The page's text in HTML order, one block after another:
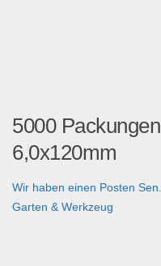
5000
6,0x120mm
Wir haben einen Posten
Garten & Werkzeug